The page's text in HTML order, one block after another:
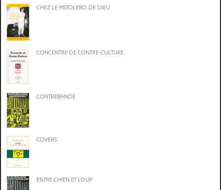
CHEZ LE PISTOLERO DE DIEU
CONCENTRE DE CONTRE-CULTURE
CONTREBANDE
COVERS
ENTRE CHIEN ET LOUP